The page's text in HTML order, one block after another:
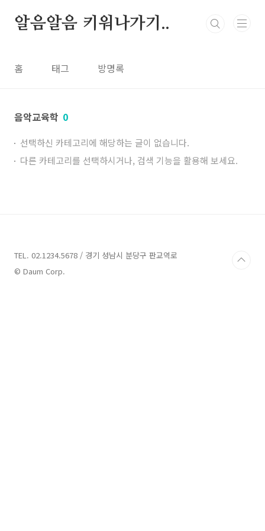
본
알음알음 키워나가기..
홈 태그 방명록
음악교육학 0
선택하신 카테고리에 해당하는 글이 없습니다.
다른 카테고리를 선택하시거나, 검색 기능을 활용해 보세요.
TEL. 02.1234.5678 / 경기 성남시 분당구 판교역로
© Daum Corp.